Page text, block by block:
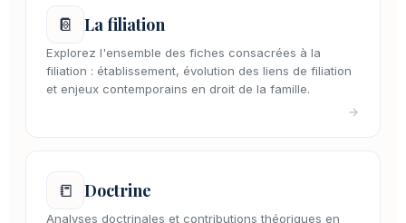
📔 La filiation
Explorez l'ensemble des fiches consacrées à la
filiation : établissement, évolution des liens de filiation
et enjeux contemporains en droit de la famille.
→
📒 Doctrine
Analyses doctrinales et contributions théoriques en